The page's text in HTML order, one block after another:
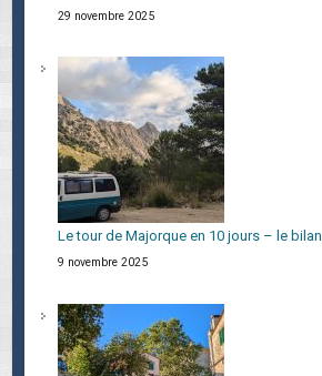
29 novembre 2025
Le tour de Majorque en 10 jours – le bilan
9 novembre 2025